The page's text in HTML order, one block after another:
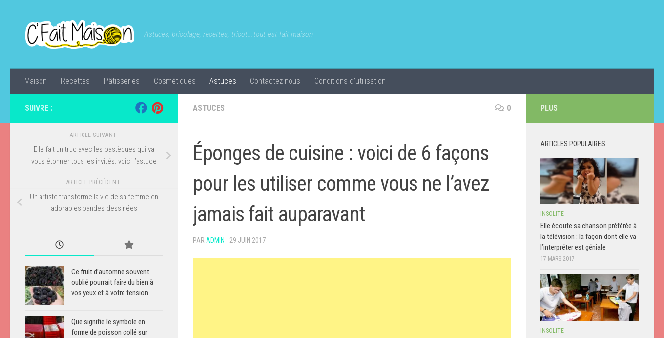
Astuces, bricolage, recettes, tricot...tout est fait maison
Maison Recettes Pâtisseries Cosmétiques Astuces Contactez-nous Conditions d’utilisation
ASTUCES 0
Éponges de cuisine : voici de 6 façons
pour les utiliser comme vous ne l’avez
jamais fait auparavant
PAR ADMIN · 29 JUIN 2017
SUIVRE :
ARTICLE SUIVANT
Elle fait un truc avec les pastèques qui va
vous étonner tous les invités. voici l’astuce
ARTICLE PRÉCÉDENT
Un artiste transforme la vie de sa femme en
adorables bandes dessinées
Ce fruit d’automne souvent
oublié pourrait faire du bien à
vos yeux et à votre tension
Que signifie le symbole en
forme de poisson collé sur
PLUS
ARTICLES POPULAIRES
INSOLITE
Elle écoute sa chanson préférée à
la télévision : la façon dont elle va
l’interpréter est géniale
17 MARS 2017
INSOLITE